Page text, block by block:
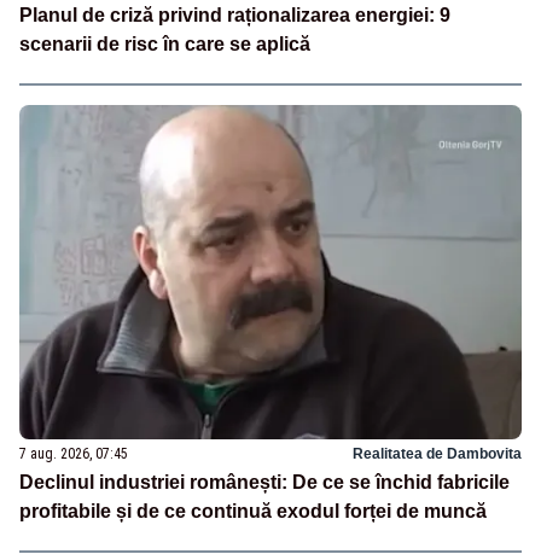
Planul de criză privind raționalizarea energiei: 9
scenarii de risc în care se aplică
7 aug. 2026, 07:45 Realitatea de Dambovita
Declinul industriei românești: De ce se închid fabricile
profitabile și de ce continuă exodul forței de muncă